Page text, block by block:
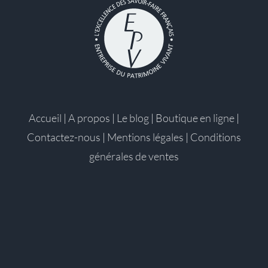
Accueil | A propos | Le blog | Boutique en ligne |
Contactez-nous | Mentions légales | Conditions
générales de ventes